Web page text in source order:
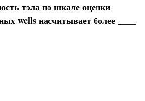
тэла по шкале оценки
wells насчитывает более ____